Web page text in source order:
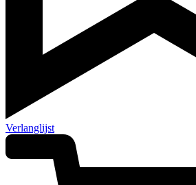
Verlanglijst